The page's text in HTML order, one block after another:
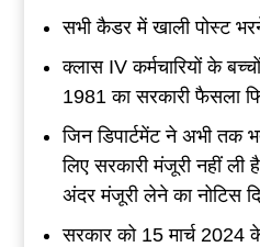
सभी कैडर में खाली पोस्ट
क्लास IV कर्मचारियों के
1981 का सरकारी फैसला
जिन डिपार्टमेंट ने अभी तक
लिए सरकारी मंजूरी नहीं
अंदर मंजूरी लेने का नोटिस
सरकार को 15 मार्च